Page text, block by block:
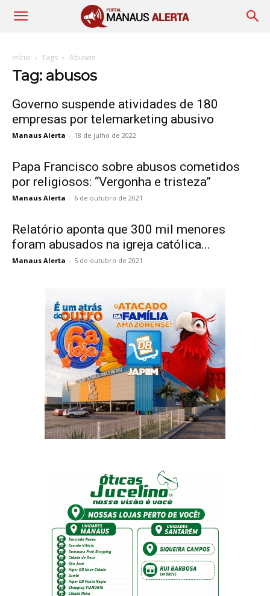
Início Tags Abusos
Tag: abusos
Governo suspende atividades de 180
empresas por telemarketing abusivo
Manaus Alerta - 18 de julho de 2022
Papa Francisco sobre abusos cometidos
por religiosos: “Vergonha e tristeza”
Manaus Alerta - 6 de outubro de 2021
Relatório aponta que 300 mil menores
foram abusados na igreja católica...
Manaus Alerta - 5 de outubro de 2021